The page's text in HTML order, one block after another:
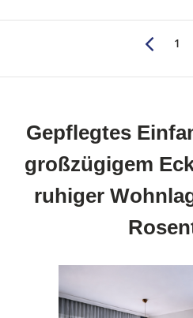
1
Gepflegtes
großzügigem
ruhiger